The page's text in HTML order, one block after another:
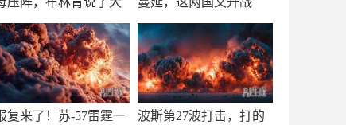
复来了！苏-57雷霆一
波斯第27波打击，打的